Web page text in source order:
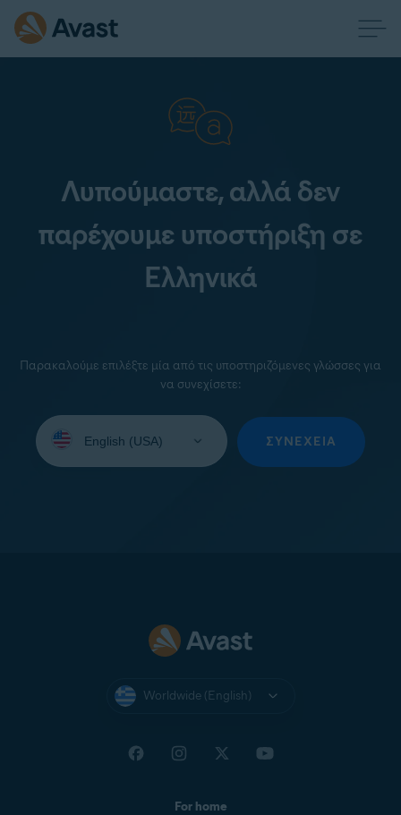
Λυπούμαστε, αλλά δεν
παρέχουμε υποστήριξη σε
Ελληνικά
Παρακαλούμε επιλέξτε μία από τις υποστηριζόμενες γλώσσες για
να συνεχίσετε:
your
ΣΥΝΈΧΕΙΑ
Worldwide (English)
For home